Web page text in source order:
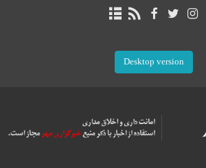
Desktop version